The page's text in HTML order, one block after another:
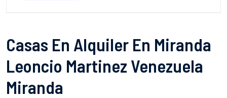
Casas En Alquiler En Miranda
Leoncio Martinez Venezuela
Miranda